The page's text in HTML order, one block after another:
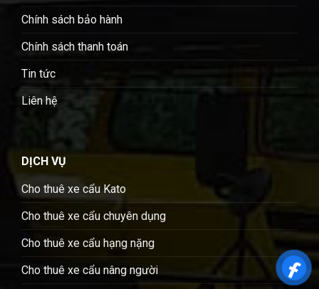
Chính sách bảo hành
Chính sách thanh toán
Tin tức
Liên hệ
DỊCH VỤ
Cho thuê xe cẩu Kato
Cho thuê xe cẩu chuyên dụng
Cho thuê xe cẩu hạng nặng
Cho thuê xe cẩu nâng người